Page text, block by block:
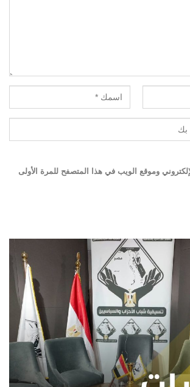
وموقع الويب في هذا المتصفح للمرة الأولى